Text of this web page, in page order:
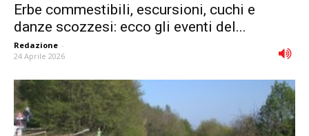
Erbe commestibili, escursioni, cuchi e
danze scozzesi: ecco gli eventi del...
Redazione -
24 Aprile 2026